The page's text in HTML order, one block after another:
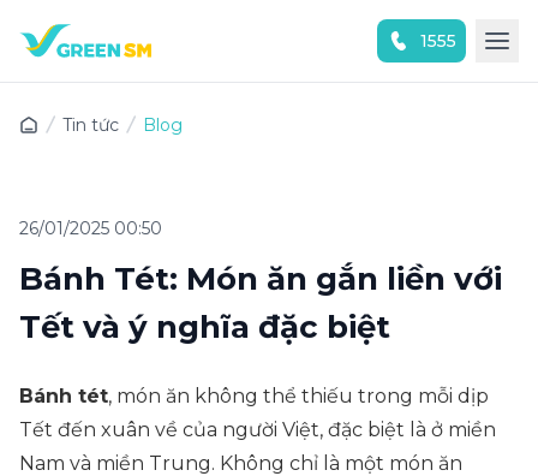
1555
Tin tức Blog
26/01/2025 00:50
Bánh Tét: Món ăn gắn liền với
Tết và ý nghĩa đặc biệt
Bánh tét, món ăn không thể thiếu trong mỗi dịp
Tết đến xuân về của người Việt, đặc biệt là ở miền
Nam và miền Trung. Không chỉ là một món ăn